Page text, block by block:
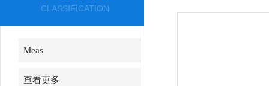
CLASSIFICATION
Meas
查看更多